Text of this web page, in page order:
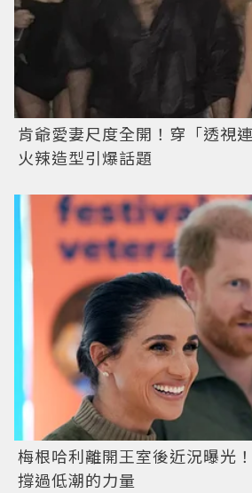
肯爺愛妻尺度全開！穿「透視
火辣造型引爆話題
梅根哈利離開王室後近況曝光
撐過低潮的力量